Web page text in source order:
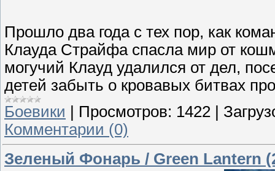
Прошло два года с тех пор, как
Клауда Страйфа спасла мир от
могучий Клауд удалился от дел,
детей забыть о кровавых битвах
Боевики
Просмотров: 1422
Комментарии (0)
Зеленый Фонарь / Green Lantern